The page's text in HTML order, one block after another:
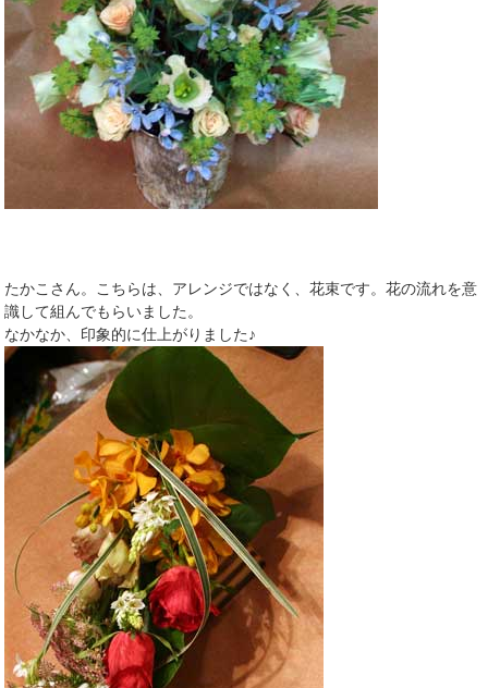
たかこさん。こちらは、アレンジではなく、花束です。花の流れを意
識して組んでもらいました。
なかなか、印象的に仕上がりました♪